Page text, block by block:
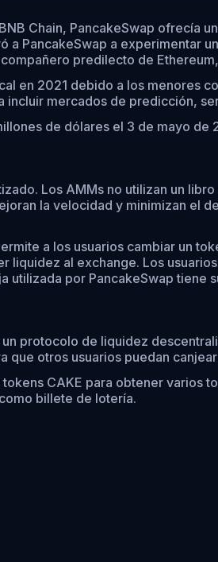
Chain, PancakeSwap ofrecía
a PancakeSwap a
predilecto de
en 2021 debido a los
incluir mercados de predicción,
de dólares el 3 de mayo
Los AMMs no utilizan un
la velocidad y minimizan el
a los usuarios cambiar un
al exchange. Los
utilizada por PancakeSwap tiene
protocolo de liquidez
otros usuarios puedan
CAKE para obtener
billete de lotería.